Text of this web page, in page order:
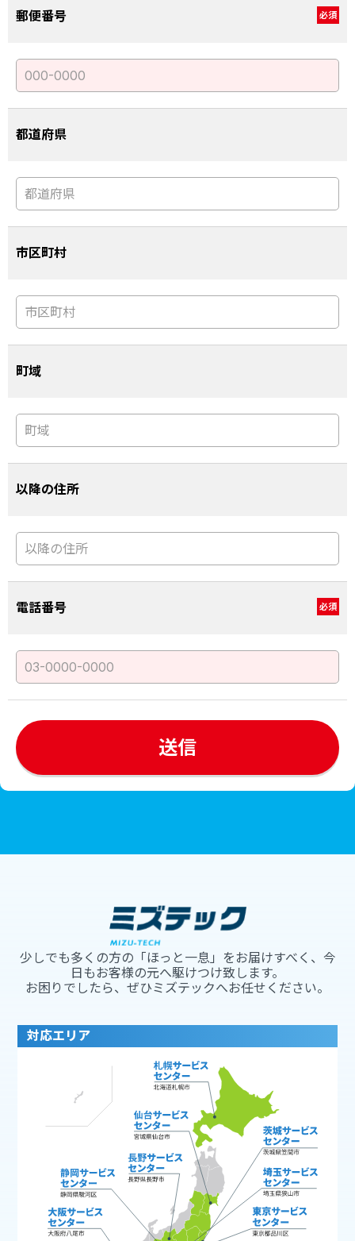
郵便番号 必須
都道府県
市区町村
町域
以降の住所
電話番号 必須
少しでも多くの方の「ほっと一息」をお届けすべく、今
日もお客様の元へ駆けつけ致します。
お困りでしたら、ぜひミズテックへお任せください。
対応エリア